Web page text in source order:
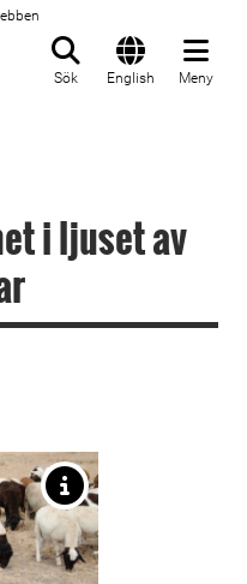
Sök English Meny
i ljuset av